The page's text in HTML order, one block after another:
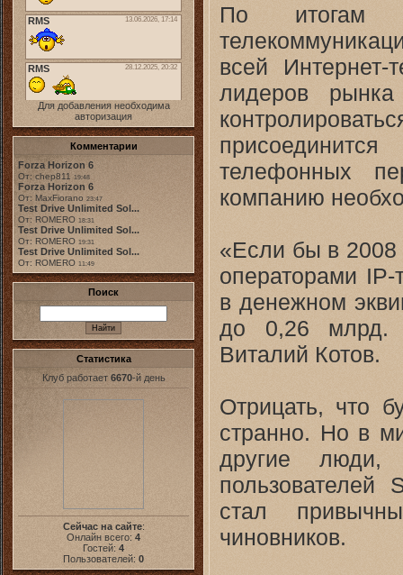
Для добавления необходима
авторизация
Комментарии
Forza Horizon 6
От: chep811 19:48
Forza Horizon 6
От: MaxFiorano 23:47
Test Drive Unlimited Sol...
От: ROMERO 18:31
Test Drive Unlimited Sol...
От: ROMERO 19:31
Test Drive Unlimited Sol...
От: ROMERO 11:49
Поиск
Статистика
Клуб работает 6670-й день
Сейчас на сайте:
Онлайн всего: 4
Гостей: 4
Пользователей: 0
По итогам
всей
лидеров
телефонных
компанию
«Если бы в 2008
операторами
в денежном
до 0,26 млрд.
Виталий Котов.
Отрицать, что
странно. Но в
другие люди,
стал
чиновников.